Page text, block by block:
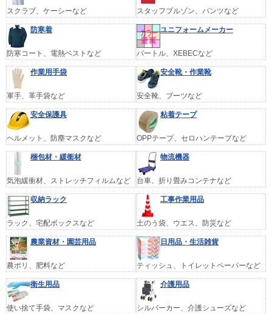
スクラブ、ケーシーなど スタッフブルゾン、パンツなど
防寒着
防寒コート、電熱ベストなど
ユニフォームメーカー
バートル、XEBECなど
作業用手袋
軍手、革手袋など
安全靴・作業靴
安全靴、ブーツなど
安全保護具
ヘルメット、防塵マスクなど
粘着テープ
OPPテープ、セロハンテープなど
梱包材・緩衝材
気泡緩衝材、ストレッチフィルムなど
物流機器
台車、折り畳みコンテナなど
収納ラック
ラック、宅配ボックスなど
工事作業用品
土のう袋、ウエス、防災など
農業資材・園芸用品
農ポリ、肥料など
日用品・生活雑貨
ティッシュ、トイレットペーパーなど
衛生用品
使い捨て手袋、マスクなど
介護用品
シルバーカー、介護シューズなど